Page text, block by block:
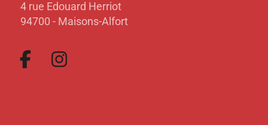
4 rue Edouard Herriot
94700 - Maisons-Alfort